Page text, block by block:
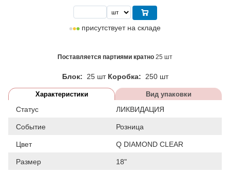
присутствует на складе
Поставляется партиями кратно 25 шт
Блок: 25 шт Коробка: 250 шт
Характеристики Вид упаковки
Статус ЛИКВИДАЦИЯ
Событие Розница
Цвет Q DIAMOND CLEAR
Размер 18"